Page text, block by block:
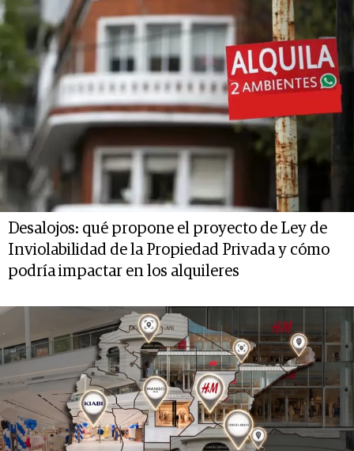
Desalojos: qué propone el proyecto de Ley de
Inviolabilidad de la Propiedad Privada y cómo
podría impactar en los alquileres